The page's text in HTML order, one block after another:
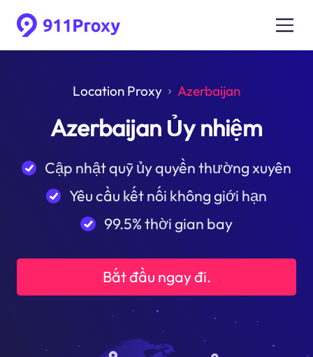
Location Proxy Azerbaijan
Azerbaijan Ủy nhiệm
Cập nhật quỹ ủy quyền thường xuyên
Yêu cầu kết nối không giới hạn
99.5% thời gian bay
Bắt đầu ngay đi.